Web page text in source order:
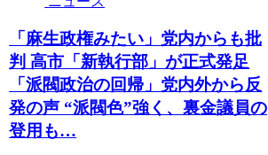
「麻生政権みたい」党内からも批
判 高市「新執行部」が正式発足
「派閥政治の回帰」党内外から反
発の声 “派閥色”強く、裏金議員の
登用も…